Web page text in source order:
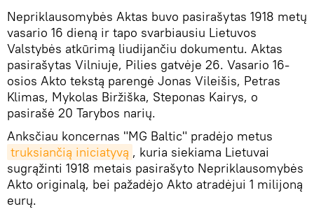
Nepriklausomybės Aktas buvo pasirašytas 1918 metų
vasario 16 dieną ir tapo svarbiausiu Lietuvos
Valstybės atkūrimą liudijančiu dokumentu. Aktas
pasirašytas Vilniuje, Pilies gatvėje 26. Vasario 16-
osios Akto tekstą parengė Jonas Vileišis, Petras
Klimas, Mykolas Biržiška, Steponas Kairys, o
pasirašė 20 Tarybos narių.
Anksčiau koncernas "MG Baltic" pradėjo metus
truksiančią iniciatyvą , kuria siekiama Lietuvai
sugrąžinti 1918 metais pasirašyto Nepriklausomybės
Akto originalą, bei pažadėjo Akto atradėjui 1 milijoną
eurų.